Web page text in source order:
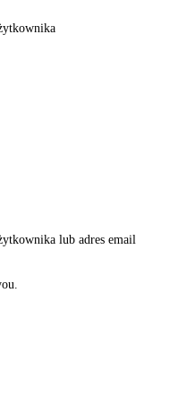
lub adres email